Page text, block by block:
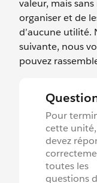
valeur, mais
organiser et de
d’aucune utilité.
suivante, nous
pouvez